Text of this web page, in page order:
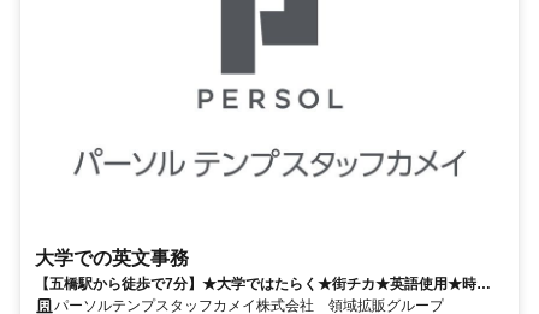
大学での英文事務
【五橋駅から徒歩で7分】★大学ではたらく★街チカ★英語使用★時短
【長期】
パーソルテンプスタッフカメイ株式会社 領域拡販グループ